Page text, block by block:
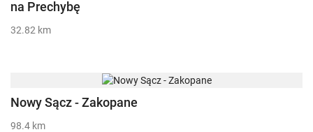
na Prechybę
32.82 km
Nowy Sącz - Zakopane
98.4 km